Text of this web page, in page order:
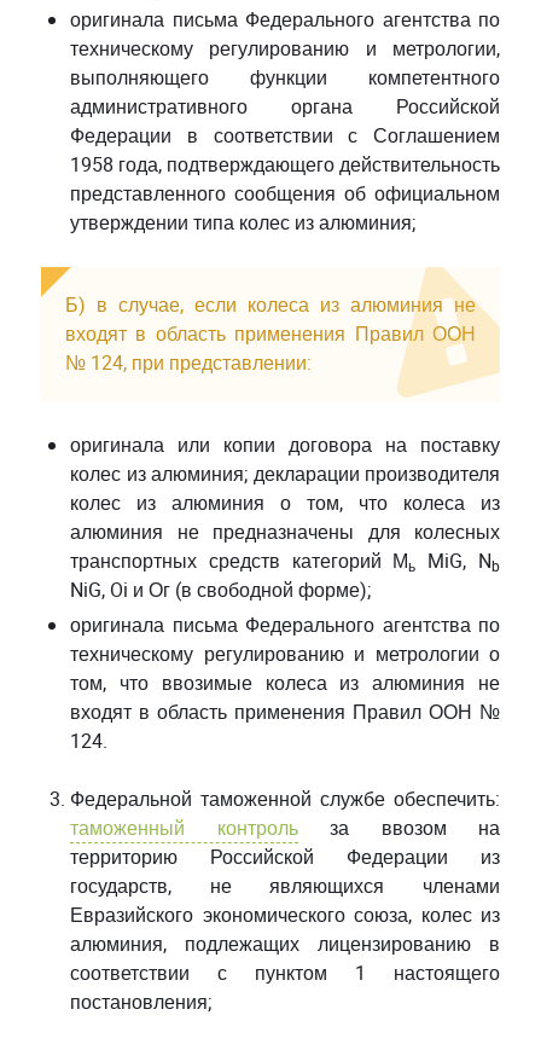
оригинала письма Федерального агентства по
техническому регулированию и метрологии,
выполняющего функции компетентного
административного органа Российской
Федерации в соответствии с Соглашением
1958 года, подтверждающего действительность
представленного сообщения об официальном
утверждении типа колес из алюминия;
Б) в случае, если колеса из алюминия не
входят в область применения Правил ООН
№ 124, при представлении:
оригинала или копии договора на поставку
колес из алюминия; декларации производителя
колес из алюминия о том, что колеса из
алюминия не предназначены для колесных
транспортных средств категорий Мь MiG, Nb
NiG, Oi и Ог (в свободной форме);
оригинала письма Федерального агентства по
техническому регулированию и метрологии о
том, что ввозимые колеса из алюминия не
входят в область применения Правил ООН №
124.
Федеральной таможенной службе обеспечить:
таможенный контрольза ввозом на
территорию Российской Федерации из
государств, не являющихся членами
Евразийского экономического союза, колес из
алюминия, подлежащих лицензированию в
соответствии с пунктом 1 настоящего
постановления;